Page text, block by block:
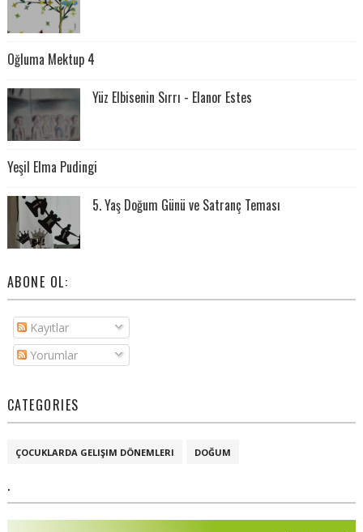
Oğluma Mektup 4
Yüz Elbisenin Sırrı - Elanor Estes
Yeşil Elma Pudingi
5. Yaş Doğum Günü ve Satranç Teması
ABONE OL:
Kayıtlar
Yorumlar
CATEGORIES
ÇOCUKLARDA GELIŞIM DÖNEMLERI DOĞUM
.